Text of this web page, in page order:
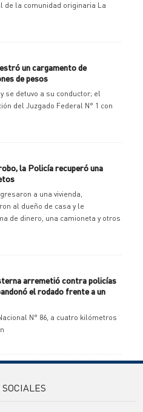
de la comunidad originaria La
un cargamento de
de pesos
se detuvo a su conductor; el
del Juzgado Federal N° 1 con
la Policía recuperó una
a una vivienda,
al dueño de casa y le
de dinero, una camioneta y otros
arremetió contra policías
el rodado frente a un
N° 86, a cuatro kilómetros